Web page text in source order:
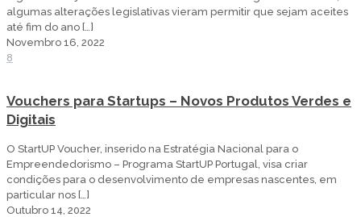
algumas alterações legislativas vieram permitir que sejam aceites
até fim do ano […]
Novembro 16, 2022
8
Vouchers para Startups – Novos Produtos Verdes e
Digitais
O StartUP Voucher, inserido na Estratégia Nacional para o
Empreendedorismo – Programa StartUP Portugal, visa criar
condições para o desenvolvimento de empresas nascentes, em
particular nos […]
Outubro 14, 2022